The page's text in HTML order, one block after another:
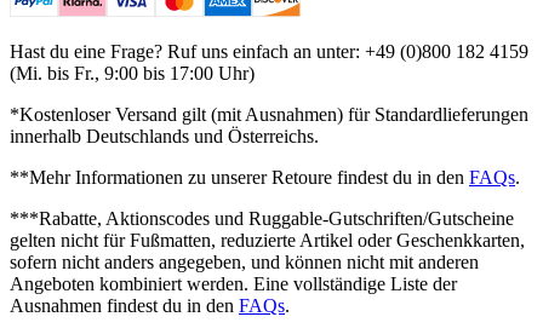
Hast du eine Frage? Ruf uns einfach an unter: +49 (0)800 182 4159
(Mi. bis Fr., 9:00 bis 17:00 Uhr)
*Kostenloser Versand gilt (mit Ausnahmen) für Standardlieferungen
innerhalb Deutschlands und Österreichs.
**Mehr Informationen zu unserer Retoure findest du in den FAQs.
***Rabatte, Aktionscodes und Ruggable-Gutschriften/Gutscheine
gelten nicht für Fußmatten, reduzierte Artikel oder Geschenkkarten,
sofern nicht anders angegeben, und können nicht mit anderen
Angeboten kombiniert werden. Eine vollständige Liste der
Ausnahmen findest du in den FAQs.